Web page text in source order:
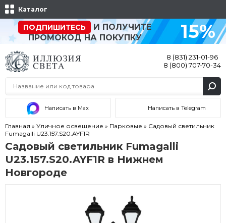
Каталог
ПОДПИШИТЕСЬ
И ПОЛУЧИТЕ
ПРОМОКОД НА ПОКУПКУ
15%
8 (831) 231-01-96
8 (800) 707-70-34
Написать в Max Написать в Telegram
Главная » Уличное освещение » Парковые » Садовый светильник
Fumagalli U23.157.S20.AYF1R
Садовый светильник Fumagalli
U23.157.S20.AYF1R в Нижнем
Новгороде